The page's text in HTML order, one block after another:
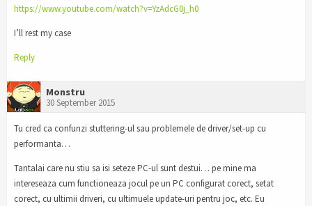
https://www.youtube.com/watch?v=YzAdcG0j_h0
I’ll rest my case
Reply
Monstru
30 September 2015
Tu cred ca confunzi stuttering-ul sau problemele de driver/set-up cu
performanta…
Tantalai care nu stiu sa isi seteze PC-ul sunt destui… pe mine ma
intereseaza cum functioneaza jocul pe un PC configurat corect, setat
corect, cu ultimii driveri, cu ultimuele update-uri pentru joc, etc. Eu